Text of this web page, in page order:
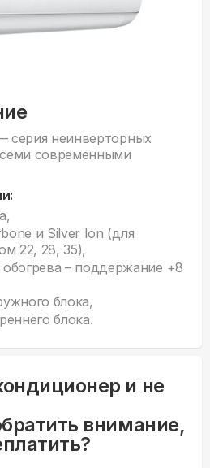
серия неинверторных
современными
и Silver Ion (для
22, 28, 35),
– поддержание +8
блока,
блока.
и не
внимание,